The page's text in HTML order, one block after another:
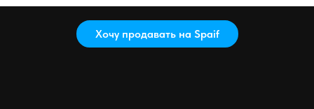
Хочу продавать на Spaif